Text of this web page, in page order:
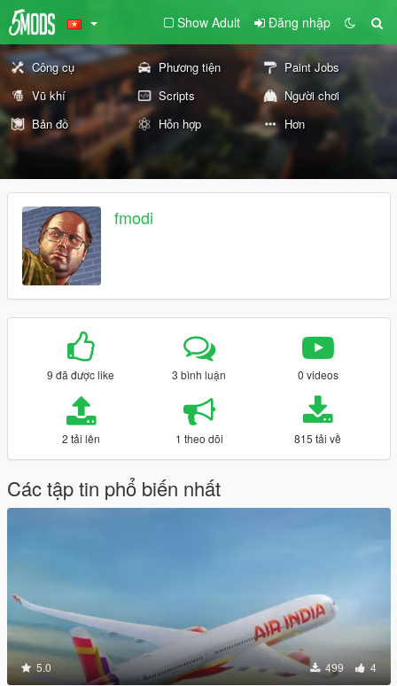
Show Adult Đăng nhập
Công cụ Phương tiện
Paint Jobs
Vũ khí
Scripts
Người chơi
Bản đồ
Hỗn hợp Hơn
fmodi
9 đã được like 3 bình luận 0 videos
2 tải lên 1 theo dõi 815 tải về
Các tập tin phổ biến nhất
5.0 499 4